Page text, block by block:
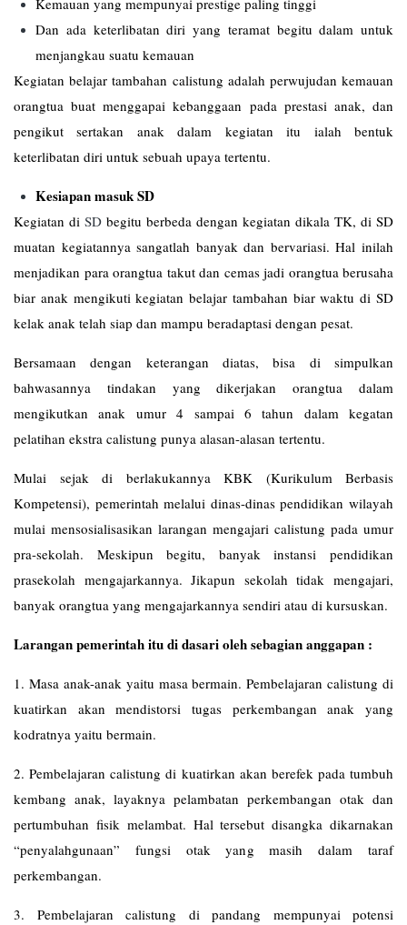
Kemauan yang mempunyai prestige paling tinggi
Dan ada keterlibatan diri yang teramat begitu dalam untuk
menjangkau suatu kemauan
Kegiatan belajar tambahan calistung adalah perwujudan kemauan
orangtua buat menggapai kebanggaan pada prestasi anak, dan
pengikut sertakan anak dalam kegiatan itu ialah bentuk
keterlibatan diri untuk sebuah upaya tertentu.
Kesiapan masuk SD
Kegiatan di SD begitu berbeda dengan kegiatan dikala TK, di SD
muatan kegiatannya sangatlah banyak dan bervariasi. Hal inilah
menjadikan para orangtua takut dan cemas jadi orangtua berusaha
biar anak mengikuti kegiatan belajar tambahan biar waktu di SD
kelak anak telah siap dan mampu beradaptasi dengan pesat.
Bersamaan dengan keterangan diatas, bisa di simpulkan
bahwasannya tindakan yang dikerjakan orangtua dalam
mengikutkan anak umur 4 sampai 6 tahun dalam kegatan
pelatihan ekstra calistung punya alasan-alasan tertentu.
Mulai sejak di berlakukannya KBK (Kurikulum Berbasis
Kompetensi), pemerintah melalui dinas-dinas pendidikan wilayah
mulai mensosialisasikan larangan mengajari calistung pada umur
pra-sekolah. Meskipun begitu, banyak instansi pendidikan
prasekolah mengajarkannya. Jikapun sekolah tidak mengajari,
banyak orangtua yang mengajarkannya sendiri atau di kursuskan.
Larangan pemerintah itu di dasari oleh sebagian anggapan :
1. Masa anak-anak yaitu masa bermain. Pembelajaran calistung di
kuatirkan akan mendistorsi tugas perkembangan anak yang
kodratnya yaitu bermain.
2. Pembelajaran calistung di kuatirkan akan berefek pada tumbuh
kembang anak, layaknya pelambatan perkembangan otak dan
pertumbuhan fisik melambat. Hal tersebut disangka dikarnakan
“penyalahgunaan” fungsi otak yang masih dalam taraf
perkembangan.
3. Pembelajaran calistung di pandang mempunyai potensi